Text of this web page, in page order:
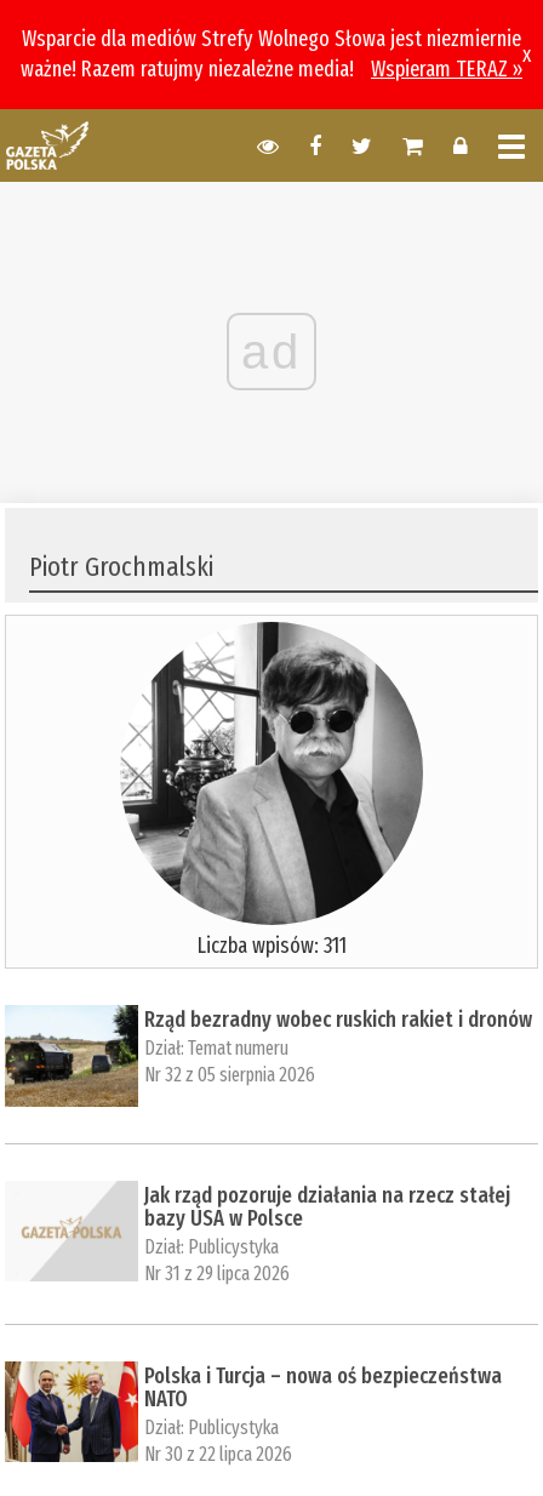
Wsparcie dla mediów Strefy Wolnego Słowa jest niezmiernie
ważne! Razem ratujmy niezależne media!
Wspieram TERAZ »
x
ad
Piotr Grochmalski
Liczba wpisów: 311
Rząd bezradny wobec ruskich rakiet i dronów
Dział:Temat numeru
Nr 32 z 05 sierpnia 2026
Jak rząd pozoruje działania na rzecz stałej
bazy USA w Polsce
Dział: Publicystyka
Nr 31 z 29 lipca 2026
Polska i Turcja – nowa oś bezpieczeństwa
NATO
Dział: Publicystyka
Nr 30 z 22 lipca 2026